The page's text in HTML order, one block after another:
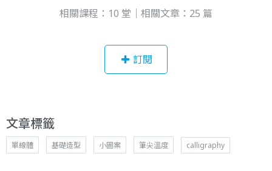
相關課程：10 堂｜相關文章：25 篇
訂閱
文章標籤
單線體 基礎造型 小圖案 筆尖溫度 calligraphy